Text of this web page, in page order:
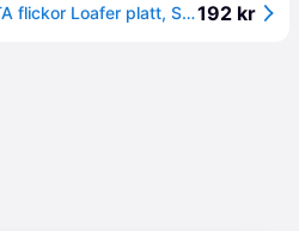
TOMS GLITTER ALPARGATA flickor Loafer platt, Silver vit, 31 EU192 kr